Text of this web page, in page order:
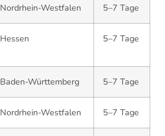
Nordrhein-Westfalen 5–7 Tage
Hessen 5–7 Tage
Baden-Württemberg 5–7 Tage
Nordrhein-Westfalen 5–7 Tage